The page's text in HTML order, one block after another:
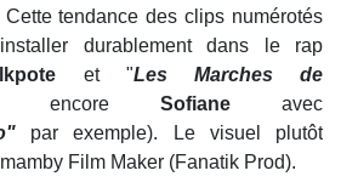
tendance des clips numérotés
durablement dans le rap
et "Les Marches de
encore Sofiane avec
par exemple). Le visuel plutôt
Film Maker (Fanatik Prod).